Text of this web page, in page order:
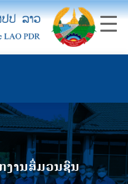
ງານສື່ມວນຊົນ